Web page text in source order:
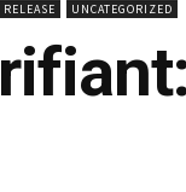
RELEASE UNCATEGORIZED